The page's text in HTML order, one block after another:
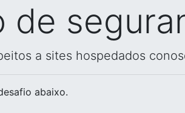
de
a sites hospedados
abaixo.